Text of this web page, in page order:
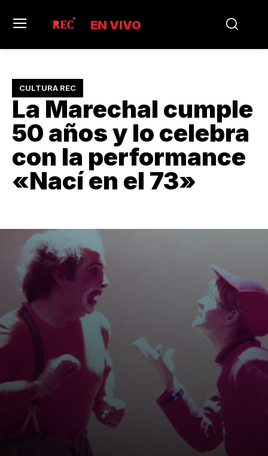
EN VIVO
CULTURA REC
La Marechal cumple
50 años y lo celebra
con la performance
«Nací en el 73»